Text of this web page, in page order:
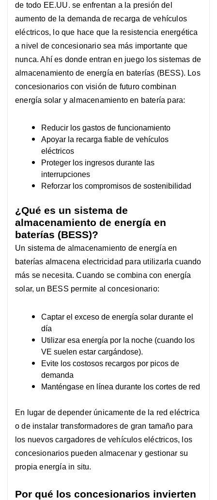
de todo EE.UU. se enfrentan a la presión del
aumento de la demanda de recarga de vehículos
eléctricos, lo que hace que la resistencia energética
a nivel de concesionario sea más importante que
nunca.Ahí es donde entran en juego los sistemas de
almacenamiento de energía en baterías (BESS). Los
concesionarios con visión de futuro combinan
energía solar y almacenamiento en batería para:
Reducir los gastos de funcionamiento
Apoyar la recarga fiable de vehículos
eléctricos
Proteger los ingresos durante las
interrupciones
Reforzar los compromisos de sostenibilidad
¿Qué es un sistema de
almacenamiento de energía en
baterías (BESS)?
Un sistema de almacenamiento de energía en
baterías almacena electricidad para utilizarla cuando
más se necesita. Cuando se combina con energía
solar, un BESS permite al concesionario:
Captar el exceso de energía solar durante el
día
Utilizar esa energía por la noche (cuando los
VE suelen estar cargándose).
Evite los costosos recargos por picos de
demanda
Manténgase en línea durante los cortes de red
En lugar de depender únicamente de la red eléctrica
o de instalar transformadores de gran tamaño para
los nuevos cargadores de vehículos eléctricos, los
concesionarios pueden almacenar y gestionar su
propia energía in situ.
Por qué los concesionarios invierten